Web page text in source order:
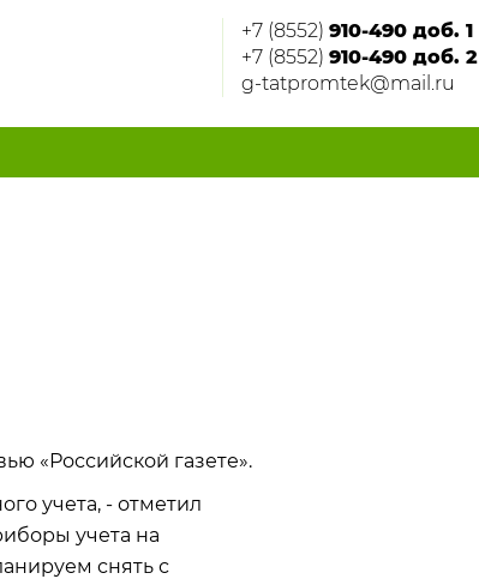
+7 (8552) 910-490 доб. 1
+7 (8552) 910-490 доб. 2
g-tatpromtek@mail.ru
«Российской газете».
учета, - отметил
учета на
снять с